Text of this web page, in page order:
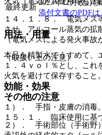
１４．１．８． 電気メス
させ、アルコール蒸気の拡
（電気メスによる発火事故
（取扱い上の注意）
火気を避けて保存すること。
その他の注意
１５．１． 臨床使用に基
最終更新
2023年12月改訂(
添付文書のPDFは
用法・用量
本品を精製水でうすめて、
１．４ｖｏｌ％とし、これ
効能・効果
１）． 手指・皮膚の消毒。
２）． 手術部位（手術野